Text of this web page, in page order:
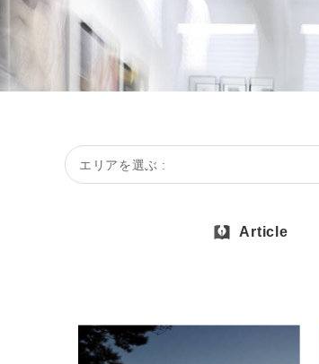
エリアを選ぶ :
Article